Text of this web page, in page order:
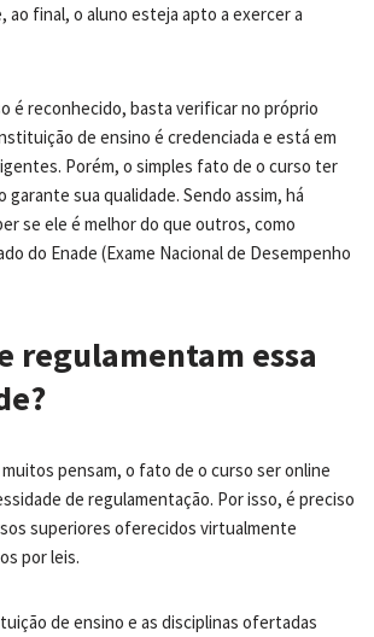
ao final, o aluno esteja apto a exercer a
é reconhecido, basta verificar no próprio
de ensino é credenciada e está em
Porém, o simples fato de o curso ter
sua qualidade. Sendo assim, há
se ele é melhor do que outros, como
do Enade (Exame Nacional de Desempenho
regulamentam essa
pensam, o fato de o curso ser online
de regulamentação. Por isso, é preciso
superiores oferecidos virtualmente
por leis.
de ensino e as disciplinas ofertadas